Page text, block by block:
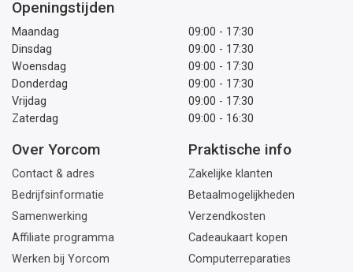
Openingstijden
Maandag
09:00 - 17:30
Dinsdag
09:00 - 17:30
Woensdag
09:00 - 17:30
Donderdag
09:00 - 17:30
Vrijdag
09:00 - 17:30
Zaterdag
09:00 - 16:30
Over Yorcom
Contact & adres
Bedrijfsinformatie
Samenwerking
Affiliate programma
Werken bij Yorcom
Praktische info
Zakelijke klanten
Betaalmogelijkheden
Verzendkosten
Cadeaukaart kopen
Computerreparaties